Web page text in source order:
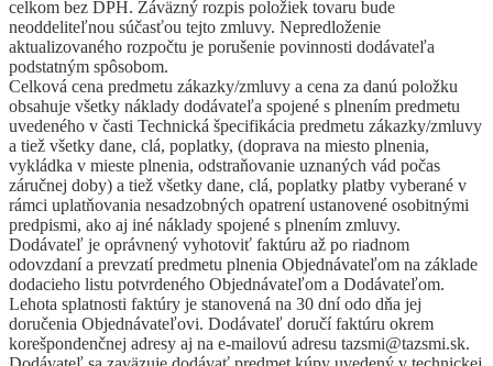
celkom bez DPH. Záväzný rozpis položiek tovaru bude
neoddeliteľnou súčasťou tejto zmluvy. Nepredloženie
aktualizovaného rozpočtu je porušenie povinnosti dodávateľa
podstatným spôsobom.
Celková cena predmetu zákazky/zmluvy a cena za danú položku
obsahuje všetky náklady dodávateľa spojené s plnením predmetu
uvedeného v časti Technická špecifikácia predmetu zákazky/zmluvy
a tiež všetky dane, clá, poplatky, (doprava na miesto plnenia,
vykládka v mieste plnenia, odstraňovanie uznaných vád počas
záručnej doby) a tiež všetky dane, clá, poplatky platby vyberané v
rámci uplatňovania nesadzobných opatrení ustanovené osobitnými
predpismi, ako aj iné náklady spojené s plnením zmluvy.
Dodávateľ je oprávnený vyhotoviť faktúru až po riadnom
odovzdaní a prevzatí predmetu plnenia Objednávateľom na základe
dodacieho listu potvrdeného Objednávateľom a Dodávateľom.
Lehota splatnosti faktúry je stanovená na 30 dní odo dňa jej
doručenia Objednávateľovi. Dodávateľ doručí faktúru okrem
korešpondenčnej adresy aj na e-mailovú adresu tazsmi@tazsmi.sk.